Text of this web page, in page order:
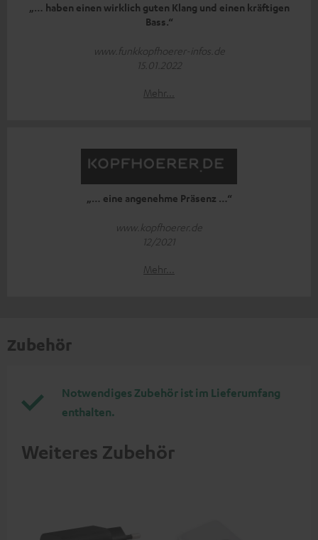
„… haben einen wirklich guten Klang und einen kräftigen
Bass.“
www.funkkopfhoerer-infos.de
15.01.2022
Mehr...
„… eine angenehme Präsenz …“
www.kopfhoerer.de
12/2021
Mehr...
Zubehör
Notwendiges Zubehör ist im Lieferumfang
enthalten.
Weiteres Zubehör